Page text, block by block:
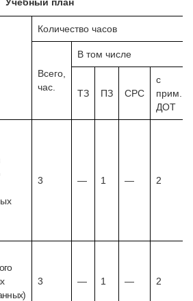
Количество часов
Всего,
час.
В том числе
ТЗ ПЗ СРС
с
прим.
ДОТ
3 — 1 — 2
3 — 1 — 2